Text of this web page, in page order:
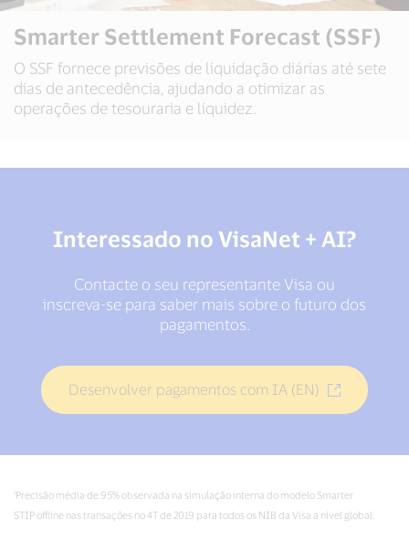
Smarter Settlement Forecast (SSF)
O SSF fornece previsões de liquidação diárias até sete
dias de antecedência, ajudando a otimizar as
operações de tesouraria e liquidez.
Interessado no VisaNet + AI?
Contacte o seu representante Visa ou
inscreva-se para saber mais sobre o futuro dos
pagamentos.
Desenvolver pagamentos com IA (EN)
¹Precisão média de 95% observada na simulação interna do modelo Smarter
STIP offline nas transações no 4T de 2019 para todos os NIB da Visa a nível global.